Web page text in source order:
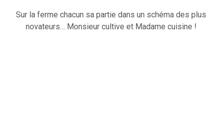
Sur la ferme chacun sa partie dans un schéma des plus
novateurs… Monsieur cultive et Madame cuisine !